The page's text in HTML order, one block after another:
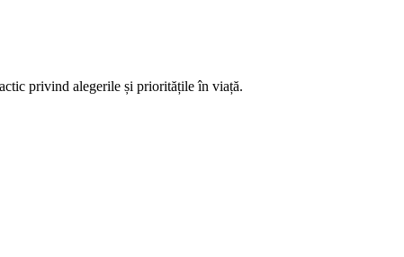
privind alegerile și prioritățile în viață.